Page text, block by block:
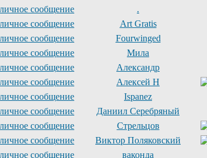
.
Art Gratis
Fourwinged
Мила
Александр
Алексей Н
Ispanez
Даниил Серебряный
Стрельцов
Виктор Поляковский
ваконда